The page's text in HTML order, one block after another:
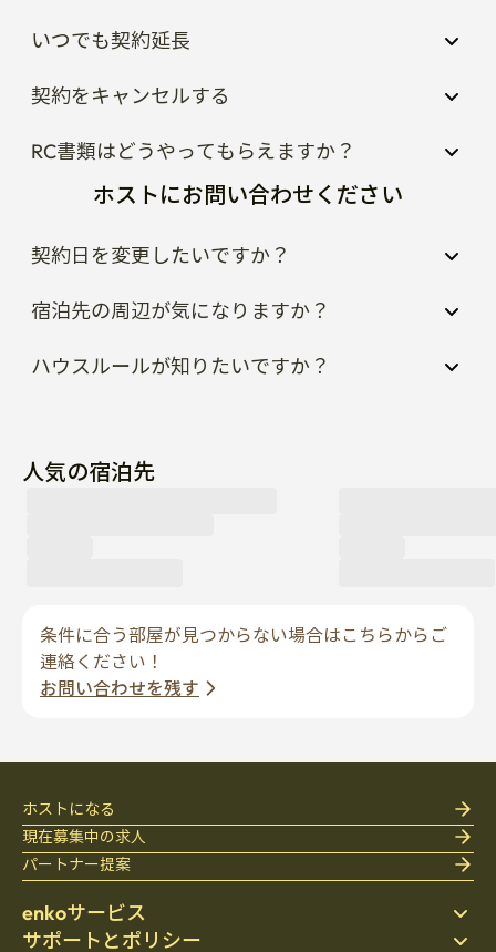
いつでも契約延長
契約をキャンセルする
RC書類はどうやってもらえますか？
ホストにお問い合わせください
契約日を変更したいですか？
宿泊先の周辺が気になりますか？
ハウスルールが知りたいですか？
人気の宿泊先
条件に合う部屋が見つからない場合はこちらからご
連絡ください！
お問い合わせを残す
enkoサービス
ステイ先を探す
サポートとポリシー
ホストになる
現在募集中の求人
パートナー提案